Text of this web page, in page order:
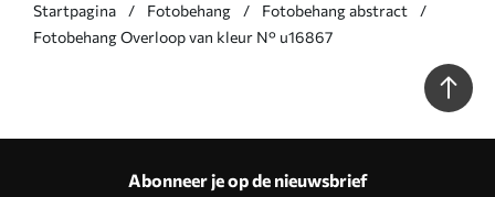
Startpagina Fotobehang
Fotobehang abstract
Fotobehang Overloop van kleur N° u16867
Abonneer je op de nieuwsbrief